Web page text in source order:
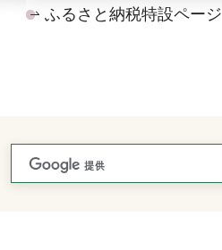
ふるさと納税特設ページ